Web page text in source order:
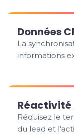
Données
La
informations
Réduisez le
du lead et